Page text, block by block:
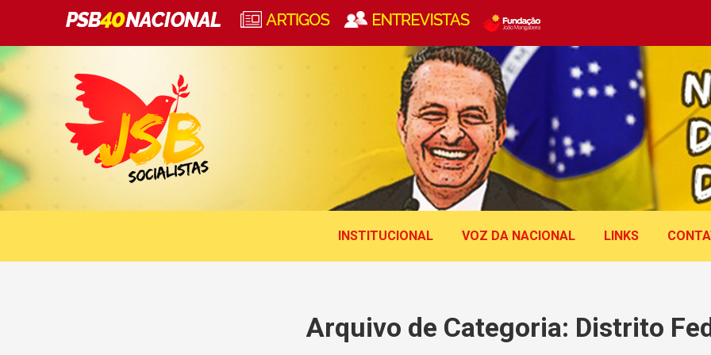
INSTITUCIONAL VOZ DA NACIONAL LINKS
Arquivo de Categoria: Distrito